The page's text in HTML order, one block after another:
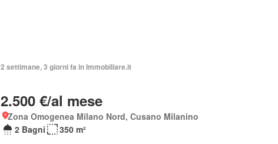
2 settimane, 3 giorni fa in Immobiliare.it
2.500 €/al mese
Zona Omogenea Milano Nord, Cusano Milanino
2 Bagni
350 m²